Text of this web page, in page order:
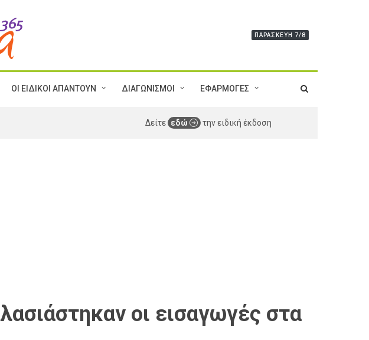
ΠΑΡΑΣΚΕΥΉ 7/8
ΟΙ ΕΙΔΙΚΟΙ ΑΠΑΝΤΟΥΝ ΔΙΑΓΩΝΙΣΜΟΙ ΕΦΑΡΜΟΓΕΣ
Δείτε εδώ την ειδική έκδοση
οι εισαγωγές στα